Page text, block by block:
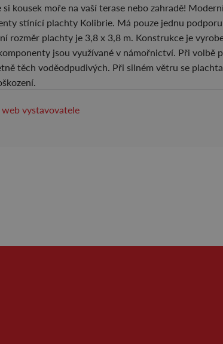
kousek moře na vaší terase nebo zahradě!
stínící plachty Kolibrie. Má pouze jednu
rozměr plachty je 3,8 x 3,8 m. Konstrukce je
jsou využívané v námořnictví. Při volbě
těch voděodpudivých. Při silném větru se
vystavovatele